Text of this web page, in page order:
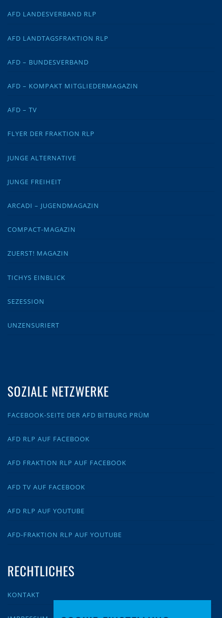
AFD LANDESVERBAND RLP
AFD LANDTAGSFRAKTION RLP
AFD – BUNDESVERBAND
AFD – KOMPAKT MITGLIEDERMAGAZIN
AFD – TV
FLYER DER FRAKTION RLP
JUNGE ALTERNATIVE
JUNGE FREIHEIT
ARCADI – JUGENDMAGAZIN
COMPACT-MAGAZIN
ZUERST! MAGAZIN
TICHYS EINBLICK
SEZESSION
UNZENSURIERT
SOZIALE NETZWERKE
FACEBOOK-SEITE DER AFD BITBURG PRÜM
AFD RLP AUF FACEBOOK
AFD FRAKTION RLP AUF FACEBOOK
AFD TV AUF FACEBOOK
AFD RLP AUF YOUTUBE
AFD-FRAKTION RLP AUF YOUTUBE
RECHTLICHES
KONTAKT